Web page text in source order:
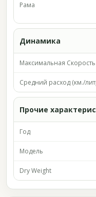
Рама
Динамика
Максимальная Скорость
Средний расход (км./
Прочие
Год
Модель
Dry Weight